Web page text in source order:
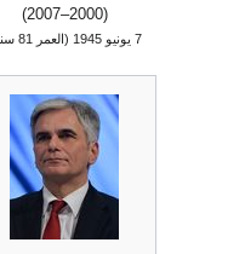
(2000–2007)
7 يونيو 1945 (العمر 81 سنة)